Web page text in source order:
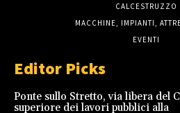
CALCESTRUZZO
MACCHINE, IMPIANTI,
EVENTI
Editor Picks
Ponte sullo Stretto, via libera del
superiore dei lavori pubblici alla